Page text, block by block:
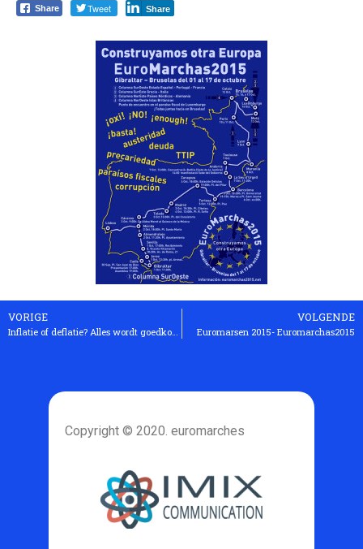
Share Tweet Share
VORIGE VOLGENDE
Euromarsen 2015- Euromarchas2015
Copyright © 2020. euromarches